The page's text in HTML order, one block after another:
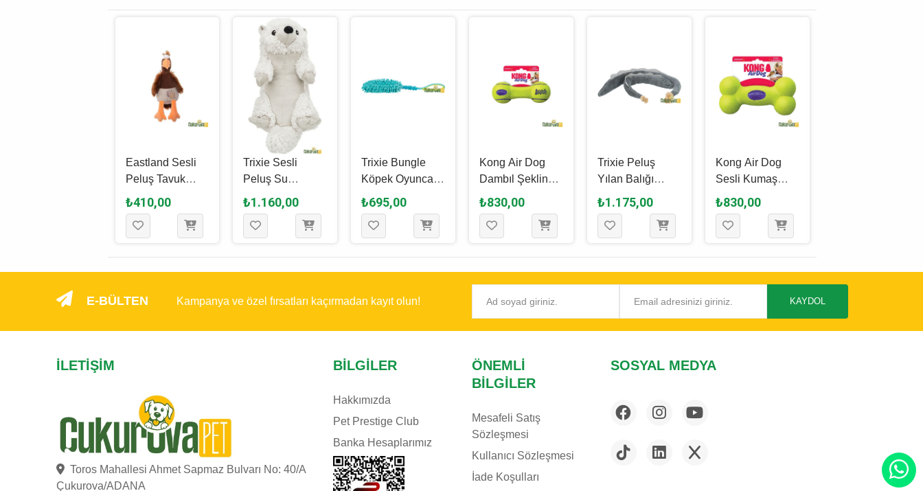
Eastland Sesli
Peluş Tavuk
Köpek Oyuncağı
30 Cm
₺410,00
Trixie Sesli
Peluş Su
Samuru Köpek
Oyuncağı 30 Cm
₺1.160,00
Trixie Bungle
Köpek Oyuncak
20 Cm - 47 Cm
₺695,00
Kong Air Dog
Dambıl Şeklinde
Kumaş Köpek
Oyuncağı M - 17
Cm
₺830,00
Trixie Peluş
Yılan Balığı
Köpek Oyuncağı
75 Cm
₺1.175,00
Kong Air Dog
Sesli Kumaş
Köpek Oyuncağı
M - 15.5 Cm
₺830,00
E-BÜLTEN Kampanya ve özel fırsatları kaçırmadan kayıt olun! KAYDOL
İLETIŞIM
Toros Mahallesi Ahmet Sapmaz Bulvarı No: 40/A
Çukurova/ADANA
BILGILER
Hakkımızda
Pet Prestige Club
Banka Hesaplarımız
ÖNEMLI
BILGILER
Mesafeli Satış
Sözleşmesi
Kullanıcı Sözleşmesi
İade Koşulları
SOSYAL MEDYA